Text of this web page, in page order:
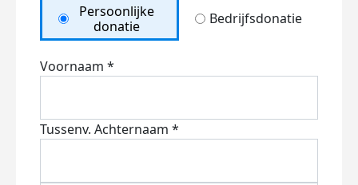
Persoonlijke
donatie
Bedrijfsdonatie
Voornaam *
Tussenv. Achternaam *